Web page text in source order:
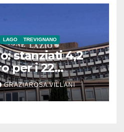
LAGO TREVIGNANO
stanziati 4,2
per i 22
GRAZIAROSA VILLANI